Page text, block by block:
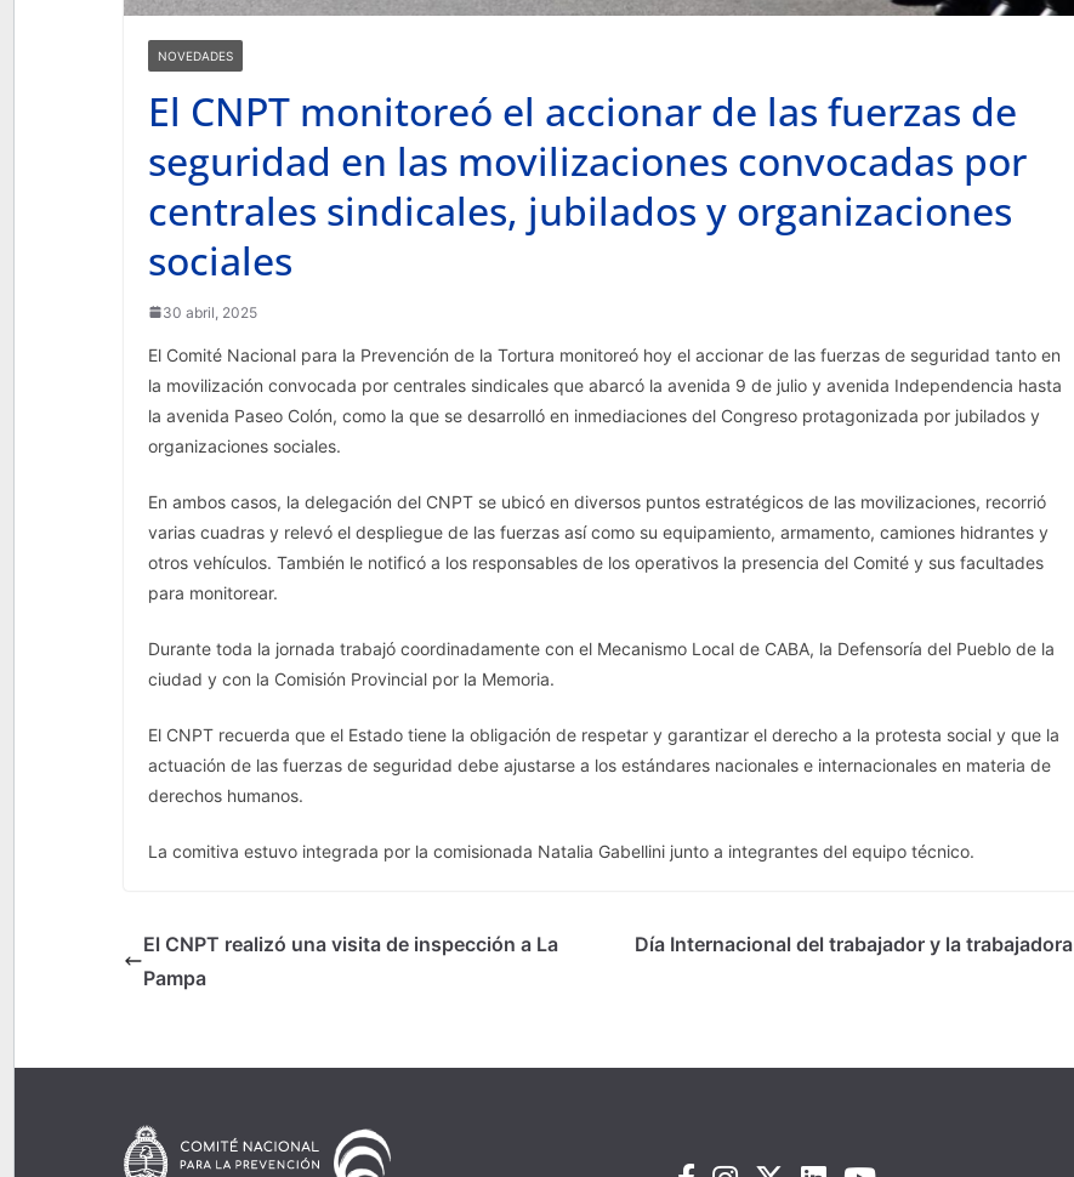
NOVEDADES
El CNPT monitoreó el accionar de las fuerzas de
seguridad en las movilizaciones convocadas por
centrales sindicales, jubilados y organizaciones
sociales
30 abril, 2025
El Comité Nacional para la Prevención de la Tortura monitoreó hoy el accionar de las fuerzas de seguridad tanto en
la movilización convocada por centrales sindicales que abarcó la avenida 9 de julio y avenida Independencia hasta
la avenida Paseo Colón, como la que se desarrolló en inmediaciones del Congreso protagonizada por jubilados y
organizaciones sociales.
En ambos casos, la delegación del CNPT se ubicó en diversos puntos estratégicos de las movilizaciones, recorrió
varias cuadras y relevó el despliegue de las fuerzas así como su equipamiento, armamento, camiones hidrantes y
otros vehículos. También le notificó a los responsables de los operativos la presencia del Comité y sus facultades
para monitorear.
Durante toda la jornada trabajó coordinadamente con el Mecanismo Local de CABA, la Defensoría del Pueblo de la
ciudad y con la Comisión Provincial por la Memoria.
El CNPT recuerda que el Estado tiene la obligación de respetar y garantizar el derecho a la protesta social y que la
actuación de las fuerzas de seguridad debe ajustarse a los estándares nacionales e internacionales en materia de
derechos humanos.
La comitiva estuvo integrada por la comisionada Natalia Gabellini junto a integrantes del equipo técnico.
El CNPT realizó una visita de inspección a La
Pampa
Día Internacional del trabajador y la trabajadora